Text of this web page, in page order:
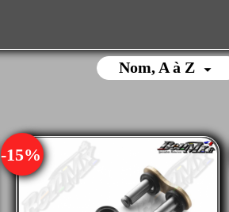
Nom, A à Z 
-15%